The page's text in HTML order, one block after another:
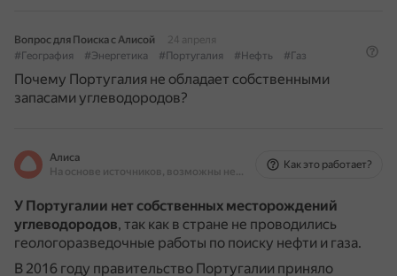
Вопрос для Поиска с Алисой
24 апреля
#География
#Энергетика #Португалия #Нефть #Газ
Почему Португалия не обладает собственными
запасами углеводородов?
Алиса
На основе источников, возможны неточности
Как это работает?
У Португалии нет собственных месторождений
углеводородов, так как в стране не проводились
геологоразведочные работы по поиску нефти и газа.
В 2016 году правительство Португалии приняло